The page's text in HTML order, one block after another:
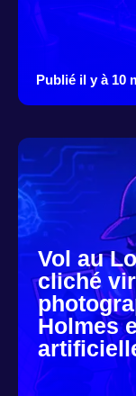
Publié il y à 10
Vol au
cliché
Holmes